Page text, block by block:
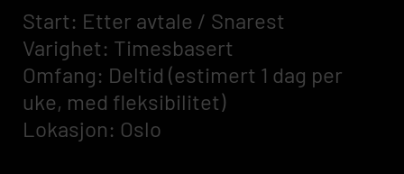
Start: Etter avtale / Snarest
Varighet: Timesbasert
Omfang: Deltid (estimert 1 dag per
uke, med fleksibilitet)
Lokasjon: Oslo